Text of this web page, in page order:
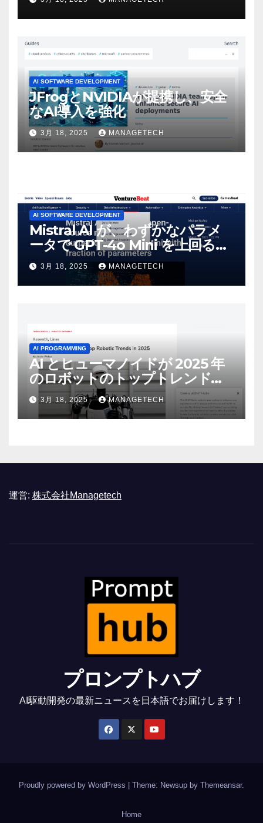
マンスという芸術形式に不安を
感じた」と語る – IGN
AI SOFTWARE DEVELOPMENT
JFrogとNVIDIAが提携し、安全
なAI導入を強化
3月 18, 2025 MANAGETECH
AI SOFTWARE DEVELOPMENT
Mistral AI が、わずかなパラメ
ータで GPT-4o Mini を上回る新
しいオープンソース モデルをリ
リース | VentureBeat
3月 18, 2025 MANAGETECH
AI PROGRAMMING
AI とヒューマノイドが 2025 年
のロボットのトップトレンドに |
ASSEMBLY
3月 18, 2025 MANAGETECH
運営: 株式会社Managetech
プロンプトハブ
AI駆動開発の最新ニュースを日本語でお届けします！
Proudly powered by WordPress Theme: Newsup by Themeansar.
Home